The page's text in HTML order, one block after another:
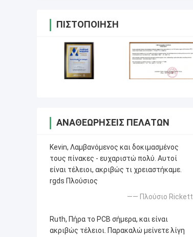
ΠΙΣΤΟΠΟΊΗΣΗ
ΑΝΑΘΕΩΡΉΣΕΙΣ ΠΕΛΑΤΏΝ
Kevin, Λαμβανόμενος και δοκιμασμένος
τους πίνακες - ευχαριστώ πολύ. Αυτοί
είναι τέλειοι, ακριβώς τι χρειαστήκαμε.
rgds Πλούσιος
—— Πλούσιο Rickett
Ruth, Πήρα το PCB σήμερα, και είναι
ακριβώς τέλειοι. Παρακαλώ μείνετε λίγη